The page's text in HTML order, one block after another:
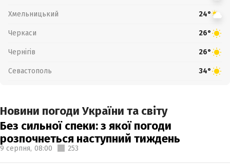
Хмельницький 24°
Черкаси 26°
Чернігів 26°
Севастополь 34°
Новини погоди України та світу
Без сильної спеки: з якої погоди
розпочнеться наступний тиждень
9 серпня, 08:00 253